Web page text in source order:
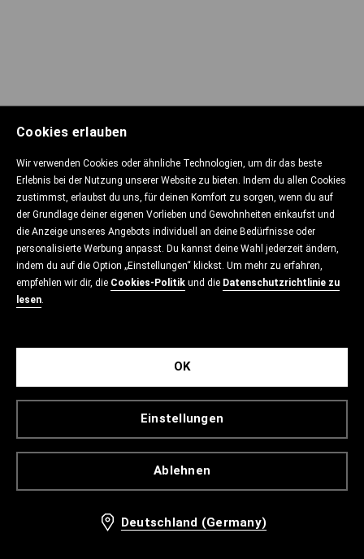
Cookies erlauben
Wir verwenden Cookies oder ähnliche Technologien, um dir das beste
Erlebnis bei der Nutzung unserer Website zu bieten. Indem du allen Cookies
zustimmst, erlaubst du uns, für deinen Komfort zu sorgen, wenn du auf
der Grundlage deiner eigenen Vorlieben und Gewohnheiten einkaufst und
die Anzeige unseres Angebots individuell an deine Bedürfnisse oder
personalisierte Werbung anpasst. Du kannst deine Wahl jederzeit ändern,
indem du auf die Option „Einstellungen“ klickst. Um mehr zu erfahren,
empfehlen wir dir, die Cookies-Politik und die Datenschutzrichtlinie zu
lesen.
Ablehnen
Einstellungen
OK
Deutschland (Germany)